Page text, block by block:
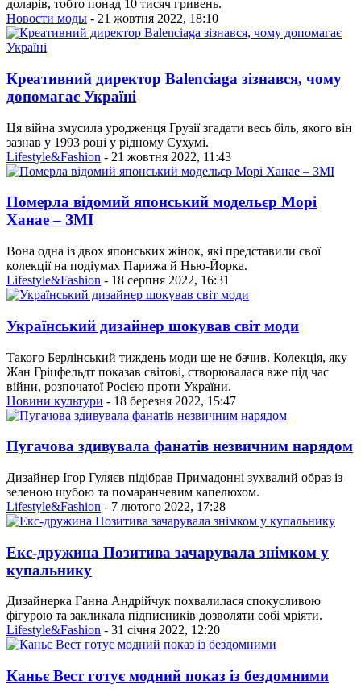
доларів, тобто понад 10 тисяч гривень.
Новости моды - 21 жовтня 2022, 18:10
Креативний директор Balenciaga зізнався, чому
допомагає Україні
Ця війна змусила уродженця Грузії згадати весь біль, якого він
зазнав у 1993 році у рідному Сухумі.
Lifestyle&Fashion - 21 жовтня 2022, 11:43
Померла відомий японський модельєр Морі
Ханае – ЗМІ
Вона одна із двох японських жінок, які представили свої
колекції на подіумах Парижа й Нью-Йорка.
Lifestyle&Fashion - 18 серпня 2022, 16:31
Український дизайнер шокував світ моди
Такого Берлінський тиждень моди ще не бачив. Колекція, яку
Жан Гріцфельдт показав світові, створювалася вже під час
війни, розпочатої Росією проти України.
Новини культури - 18 березня 2022, 15:47
Пугачова здивувала фанатів незвичним нарядом
Дизайнер Ігор Гуляєв підібрав Примадонні зухвалий образ із
зеленою шубою та помаранчевим капелюхом.
Lifestyle&Fashion - 7 лютого 2022, 17:28
Екс-дружина Позитива зачарувала знімком у
купальнику
Дизайнерка Ганна Андрійчук похвалилася спокусливою
фігурою та закликала підписників дозволяти собі мріяти.
Lifestyle&Fashion - 31 січня 2022, 12:20
Каньє Вест готує модний показ із бездомними